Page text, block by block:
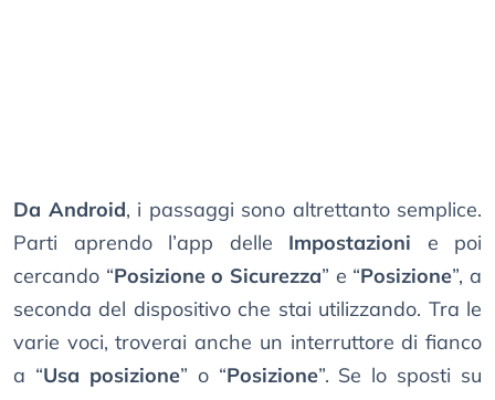
Da Android, i passaggi sono altrettanto semplice.
Parti aprendo l’app delle Impostazioni e poi
cercando “Posizione o Sicurezza” e “Posizione”, a
seconda del dispositivo che stai utilizzando. Tra le
varie voci, troverai anche un interruttore di fianco
a “Usa posizione” o “Posizione”. Se lo sposti su